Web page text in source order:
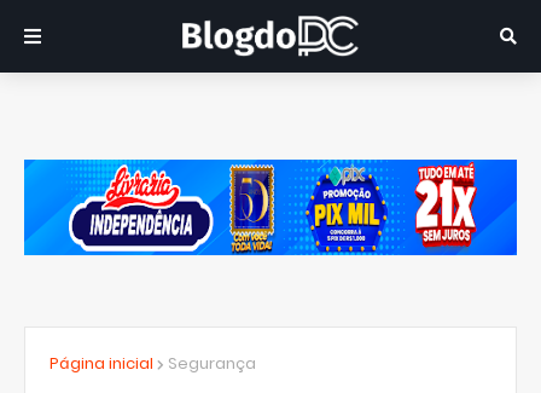
Página inicial Segurança